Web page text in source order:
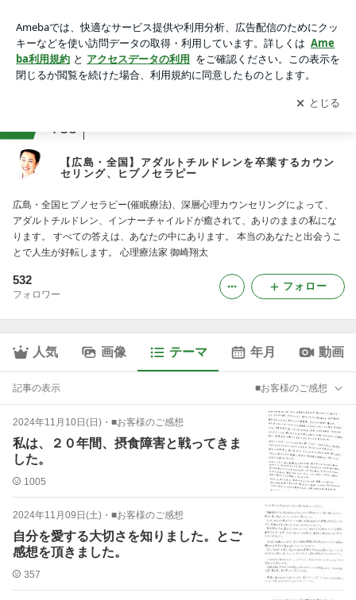
するカウンセリング、ヒプノセラピー
アプリをダウンロードして ブログの更新通知
を受け取りまし
ょう。
開く
735
【広島・全国】アダルトチルドレンを卒業するカウン
セリング、ヒプノセラピー
広島・全国ヒプノセラピー(催眠療法)、深層心理カウンセリングによって、
アダルトチルドレン、インナーチャイルドが癒されて、ありのままの私にな
ります。 すべての答えは、あなたの中にあります。 本当のあなたと出会うこ
とで人生が好転します。 心理療法家 御崎翔太
532
フォロワー
フォロー
人気 画像 テーマ 年月 動画
記事の表示 ■お客様のご感想
2024年11月10日(日) ・ ■お客様のご感想
私は、２０年間、摂食障害と戦ってきま
した。
1005
2024年11月09日(土) ・ ■お客様のご感想
自分を愛する大切さを知りました。とご
感想を頂きました。
357